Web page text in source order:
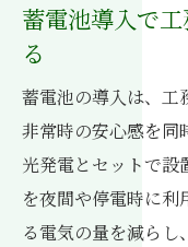
蓄電池導入で
る
蓄電池の導入は、工
非常時の安心感を同
光発電とセットで設
を夜間や停電時に利
る電気の量を減らし